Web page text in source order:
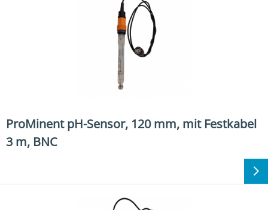
​​ProMinent pH-Sensor, 120 mm, mit Festkabel
3 m, BNC​